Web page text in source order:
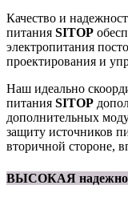
Качество и
питания SITOP
электропитания
проектирования и
Наш идеально
питания SITOP
дополнительных
защиту источников
вторичной стороне,
ВЫСОКАЯ